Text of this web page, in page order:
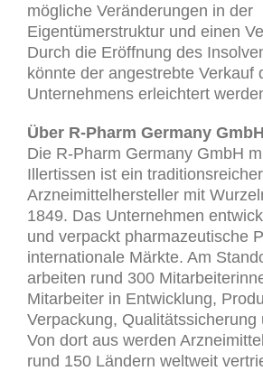
mögliche Veränderungen in der
Eigentümerstruktur und einen
Durch die Eröffnung des
könnte der angestrebte Verkauf
Unternehmens erleichtert
Über R-Pharm Germany GmbH
Die R-Pharm Germany GmbH
Illertissen ist ein traditionsreicher
Arzneimittelhersteller mit
1849. Das Unternehmen
und verpackt pharmazeutische
internationale Märkte. Am
arbeiten rund 300
Mitarbeiter in Entwicklung,
Verpackung, Qualitätssicherung
Von dort aus werden
rund 150 Ländern weltweit